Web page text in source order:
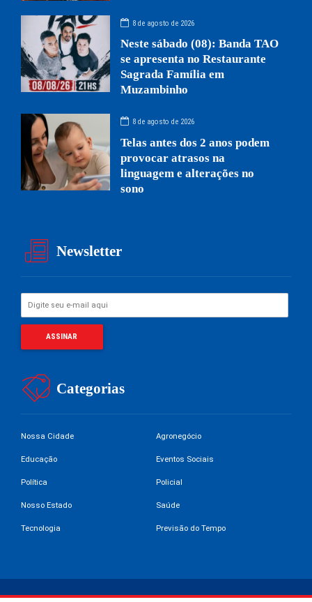
8 de agosto de 2026
Neste sábado (08): Banda TAO
se apresenta no Restaurante
Sagrada Família em
Muzambinho
8 de agosto de 2026
Telas antes dos 2 anos podem
provocar atrasos na
linguagem e alterações no
sono
Newsletter
Categorias
Nossa Cidade Agronegócio
Educação Eventos Sociais
Política Policial
Nosso Estado Saúde
Tecnologia Previsão do Tempo